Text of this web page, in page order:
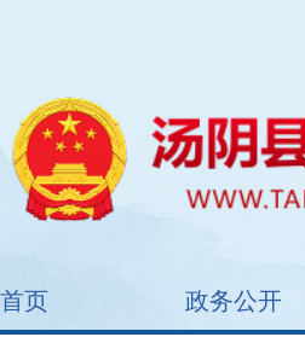
首页 政务公开